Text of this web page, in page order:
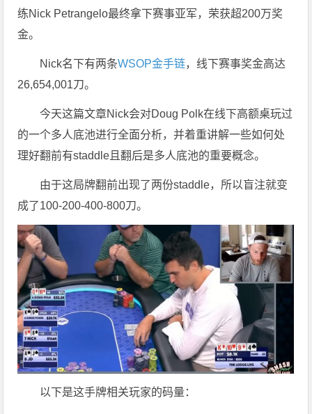
练Nick Petrangelo最终拿下赛事亚军，荣获超200万奖
金。
Nick名下有两条WSOP金手链，线下赛事奖金高达
26,654,001刀。
今天这篇文章Nick会对Doug Polk在线下高额桌玩过
的一个多人底池进行全面分析，并着重讲解一些如何处
理好翻前有staddle且翻后是多人底池的重要概念。
由于这局牌翻前出现了两份staddle，所以盲注就变
成了100-200-400-800刀。
以下是这手牌相关玩家的码量：